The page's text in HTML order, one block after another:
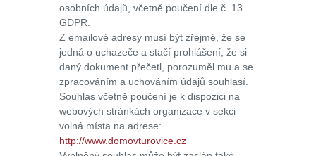
osobních údajů, včetně poučení dle č. 13
GDPR.
Z emailové adresy musí být zřejmé, že se
jedná o uchazeče a stačí prohlášení, že si
daný dokument přečetl, porozuměl mu a se
zpracováním a uchováním údajů souhlasí.
Souhlas včetně poučení je k dispozici na
webových stránkách organizace v sekci
volná místa na adrese:
http://www.domovturovice.cz